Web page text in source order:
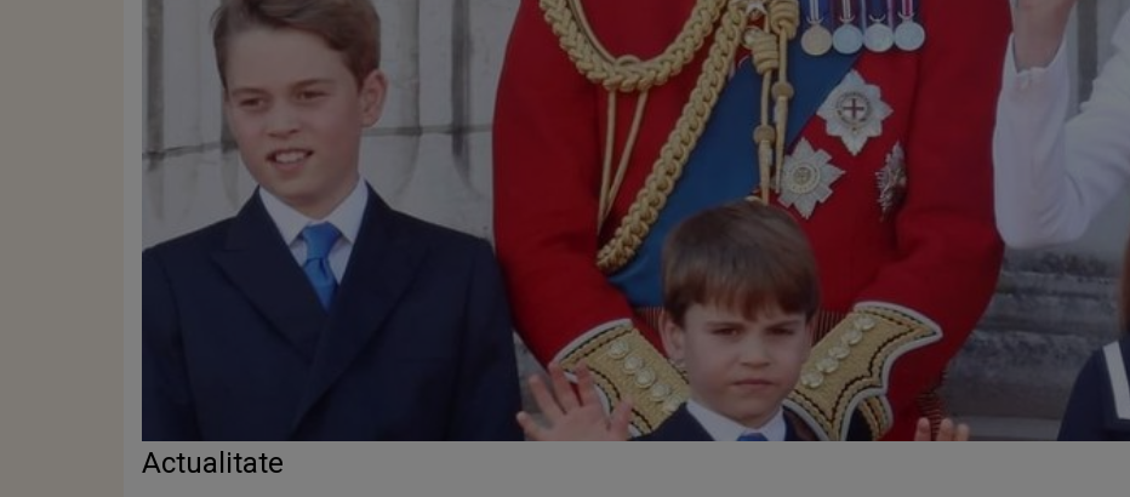
Actualitate